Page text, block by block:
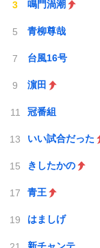
鳴門渦潮
青柳尊哉
台風16号
濵田
冠番組
いい試合だった
きしたかの
青王
はましげ